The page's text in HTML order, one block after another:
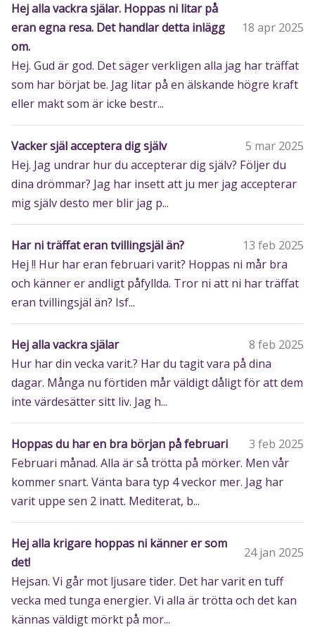
Hej alla vackra själar. Hoppas ni litar på
eran egna resa. Det handlar detta inlägg
om.
18 apr 2025
Hej. Gud är god. Det säger verkligen alla jag har träffat
som har börjat be. Jag litar på en älskande högre kraft
eller makt som är icke bestr...
Vacker själ acceptera dig själv
5 mar 2025
Hej. Jag undrar hur du accepterar dig själv? Följer du
dina drömmar? Jag har insett att ju mer jag accepterar
mig själv desto mer blir jag p...
Har ni träffat eran tvillingsjäl än?
13 feb 2025
Hej !! Hur har eran februari varit? Hoppas ni mår bra
och känner er andligt påfyllda. Tror ni att ni har träffat
eran tvillingsjäl än? Isf...
Hej alla vackra själar
8 feb 2025
Hur har din vecka varit.? Har du tagit vara på dina
dagar. Många nu förtiden mår väldigt dåligt för att dem
inte värdesätter sitt liv. Jag h...
Hoppas du har en bra början på februari
3 feb 2025
Februari månad. Alla är så trötta på mörker. Men vår
kommer snart. Vänta bara typ 4 veckor mer. Jag har
varit uppe sen 2 inatt. Mediterat, b...
Hej alla krigare hoppas ni känner er som
det!
24 jan 2025
Hejsan. Vi går mot ljusare tider. Det har varit en tuff
vecka med tunga energier. Vi alla är trötta och det kan
kännas väldigt mörkt på mor...